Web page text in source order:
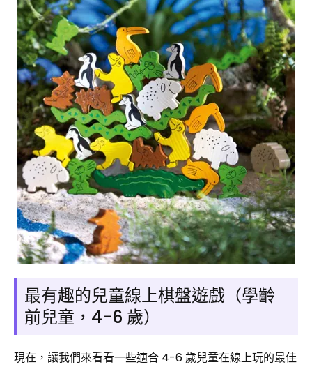
最有趣的兒童線上棋盤遊戲（學齡
前兒童，4-6 歲）
現在，讓我們來看看一些適合 4-6 歲兒童在線上玩的最佳